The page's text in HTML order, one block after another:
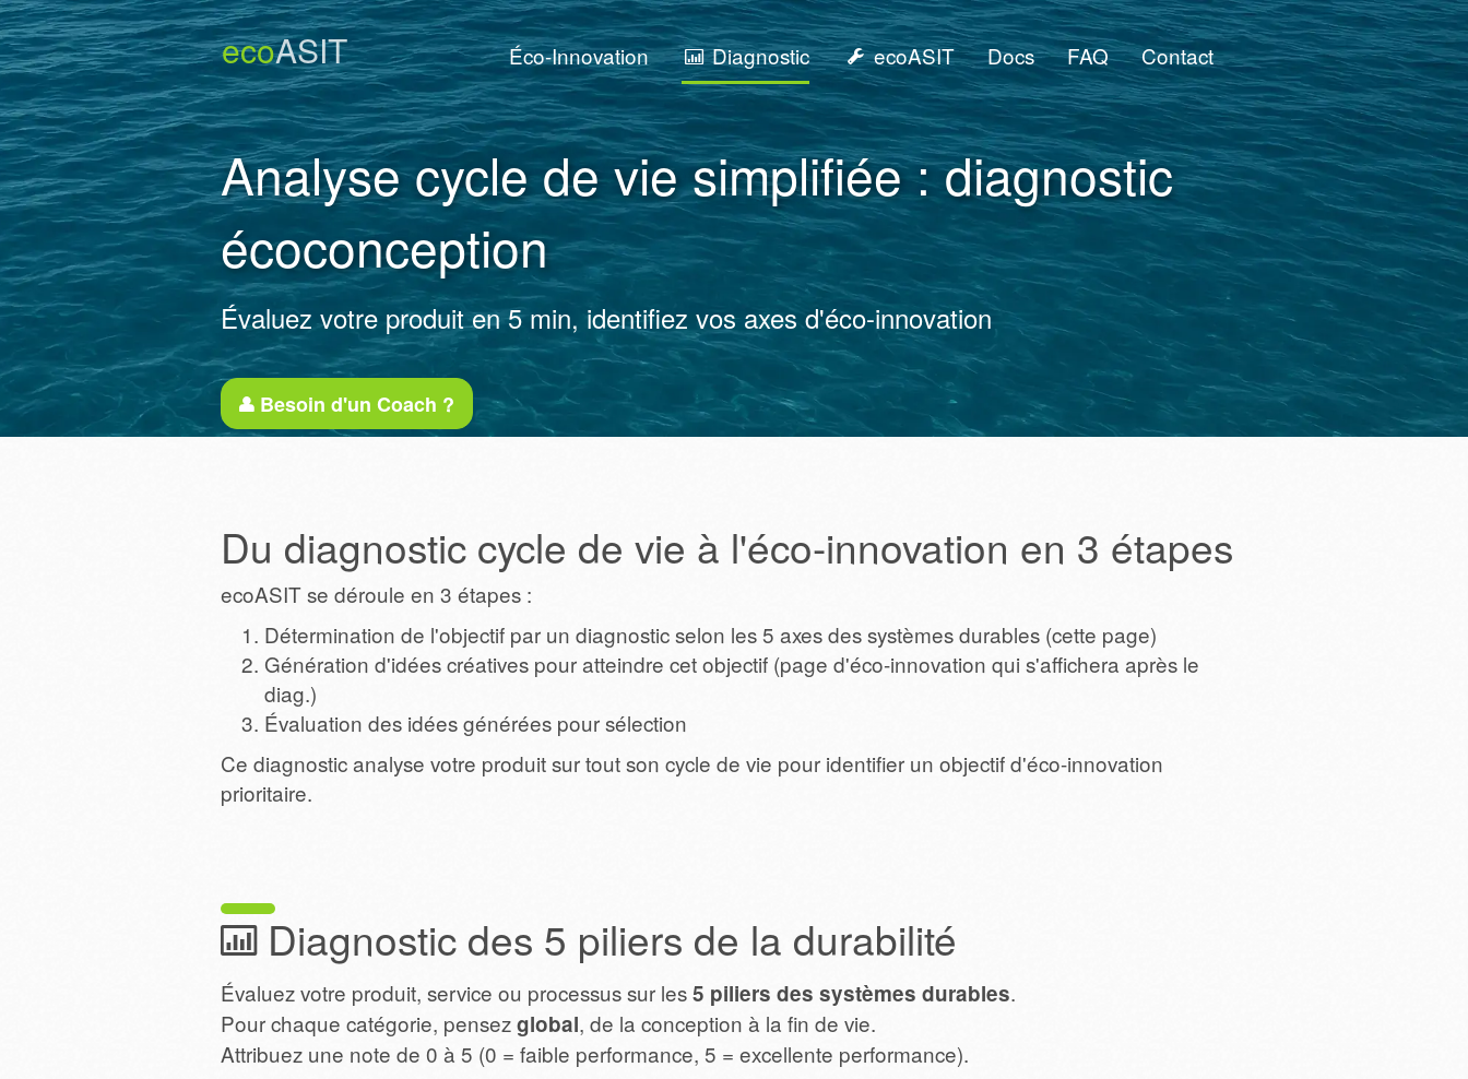
ecoASIT Éco-Innovation Diagnostic ecoASIT Docs FAQ Contact
Analyse cycle de vie simplifiée : diagnostic
écoconception
Évaluez votre produit en 5 min, identifiez vos axes d'éco-innovation
Besoin d'un Coach ?
Du diagnostic cycle de vie à l'éco-innovation en 3 étapes
ecoASIT se déroule en 3 étapes :
Détermination de l'objectif par un diagnostic selon les 5 axes des systèmes durables (cette page)
Génération d'idées créatives pour atteindre cet objectif (page d'éco-innovation qui s'affichera après le
diag.)
Évaluation des idées générées pour sélection
Ce diagnostic analyse votre produit sur tout son cycle de vie pour identifier un objectif d'éco-innovation
prioritaire.
Diagnostic des 5 piliers de la durabilité
Évaluez votre produit, service ou processus sur les5 piliers des systèmes durables.
Pour chaque catégorie, pensezglobal, de la conception à la fin de vie.
Attribuez une note de 0 à 5 (0 = faible performance, 5 = excellente performance).